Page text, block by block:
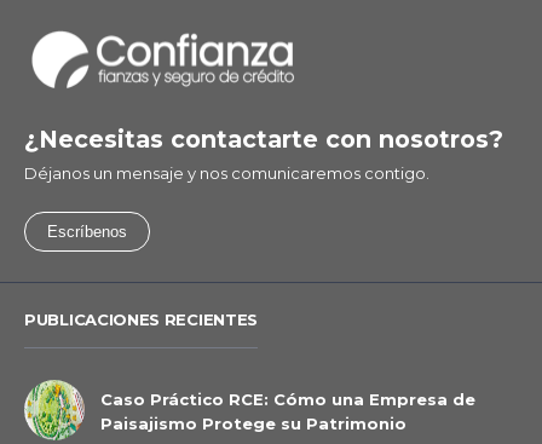
¿Necesitas contactarte con nosotros?
Déjanos un mensaje y nos comunicaremos contigo.
Escríbenos
PUBLICACIONES RECIENTES
Caso Práctico RCE: Cómo una Empresa de
Paisajismo Protege su Patrimonio